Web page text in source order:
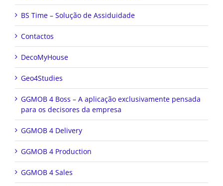
BS Time – Solução de Assiduidade
Contactos
DecoMyHouse
Geo4Studies
GGMOB 4 Boss – A aplicação exclusivamente pensada
para os decisores da empresa
GGMOB 4 Delivery
GGMOB 4 Production
GGMOB 4 Sales